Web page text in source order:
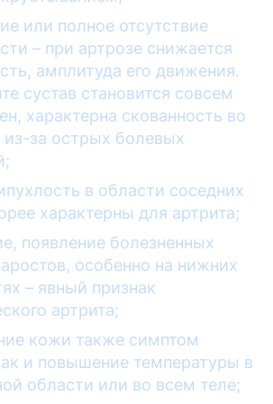
или полное отсутствие
– при артрозе снижается
амплитуда его движения.
сустав становится совсем
характерна скованность во
из-за острых болевых
в области соседних
характерны для артрита;
появление болезненных
особенно на нижних
– явный признак
артрита;
кожи также симптом
и повышение температуры в
области или во всем теле;